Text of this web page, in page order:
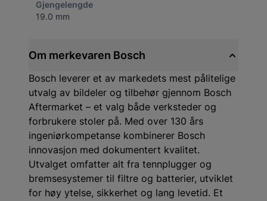
Gjengelengde
19.0 mm
Om merkevaren Bosch
Bosch leverer et av markedets mest pålitelige
utvalg av bildeler og tilbehør gjennom Bosch
Aftermarket – et valg både verksteder og
forbrukere stoler på. Med over 130 års
ingeniørkompetanse kombinerer Bosch
innovasjon med dokumentert kvalitet.
Utvalget omfatter alt fra tennplugger og
bremsesystemer til filtre og batterier, utviklet
for høy ytelse, sikkerhet og lang levetid. Et